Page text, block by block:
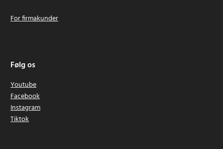
For firmakunder
Følg os
Youtube
Facebook
Instagram
Tiktok